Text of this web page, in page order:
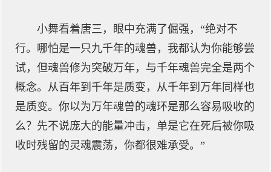
小舞看着唐三，眼中充满了倔强，“绝对不
行。哪怕是一只九千年的魂兽，我都认为你能够尝
试，但魂兽修为突破万年，与千年魂兽完全是两个
概念。从百年到千年是质变，从千年到万年同样也
是质变。你以为万年魂兽的魂环是那么容易吸收的
么？先不说庞大的能量冲击，单是它在死后被你吸
收时残留的灵魂震荡，你都很难承受。”